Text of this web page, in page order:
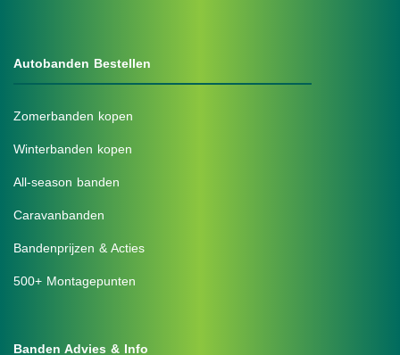
Autobanden Bestellen
Zomerbanden kopen
Winterbanden kopen
All-season banden
Caravanbanden
Bandenprijzen & Acties
500+ Montagepunten
Banden Advies & Info